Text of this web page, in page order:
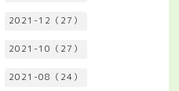
2021-12（27）
2021-10（27）
2021-08（24）